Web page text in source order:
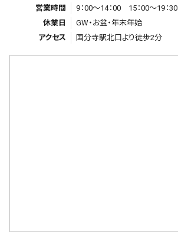
営業時間
9：00～14：00 15：00～19：30
休業日
GW・お盆・年末年始
アクセス
国分寺駅北口より徒步2分